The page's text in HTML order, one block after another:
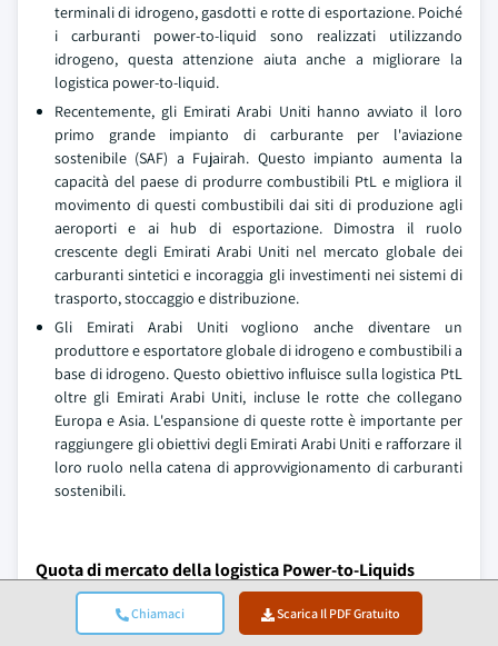
Chiamaci Scarica Il PDF Gratuito
terminali di idrogeno, gasdotti e rotte di esportazione. Poiché
i carburanti power-to-liquid sono realizzati utilizzando
idrogeno, questa attenzione aiuta anche a migliorare la
logistica power-to-liquid.
Recentemente, gli Emirati Arabi Uniti hanno avviato il loro
primo grande impianto di carburante per l'aviazione
sostenibile (SAF) a Fujairah. Questo impianto aumenta la
capacità del paese di produrre combustibili PtL e migliora il
movimento di questi combustibili dai siti di produzione agli
aeroporti e ai hub di esportazione. Dimostra il ruolo
crescente degli Emirati Arabi Uniti nel mercato globale dei
carburanti sintetici e incoraggia gli investimenti nei sistemi di
trasporto, stoccaggio e distribuzione.
Gli Emirati Arabi Uniti vogliono anche diventare un
produttore e esportatore globale di idrogeno e combustibili a
base di idrogeno. Questo obiettivo influisce sulla logistica PtL
oltre gli Emirati Arabi Uniti, incluse le rotte che collegano
Europa e Asia. L'espansione di queste rotte è importante per
raggiungere gli obiettivi degli Emirati Arabi Uniti e rafforzare il
loro ruolo nella catena di approvvigionamento di carburanti
sostenibili.
Quota di mercato della logistica Power-to-Liquids
Le prime 7 aziende nel settore della logistica Power-to-Liquids
sono Air Liquide, BP, HIF Global, Infinium, Shell, Siemens Energy